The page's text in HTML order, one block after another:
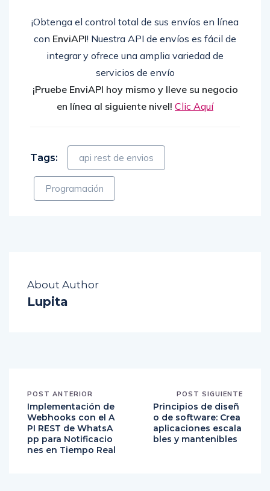
¡Obtenga el control total de sus envíos en línea
con EnviAPI! Nuestra API de envíos es fácil de
integrar y ofrece una amplia variedad de
servicios de envío
¡Pruebe EnviAPI hoy mismo y lleve su negocio
en línea al siguiente nivel! Clic Aquí
Tags: api rest de envios
Programación
About Author
Lupita
POST ANTERIOR
Implementación de
Webhooks con el A
PI REST de WhatsA
pp para Notificacio
nes en Tiempo Real
POST SIGUIENTE
Principios de diseñ
o de software: Crea
aplicaciones escala
bles y mantenibles